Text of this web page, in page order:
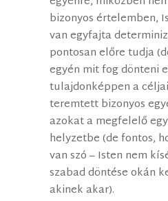
bizonyos értelemben,
van egyfajta
pontosan előre tudja
egyén mit fog dönteni
tulajdonképpen a
teremtett bizonyos
azokat a megfelelő
helyzetbe (de fontos,
van szó – Isten nem
szabad döntése okán
akinek akar).